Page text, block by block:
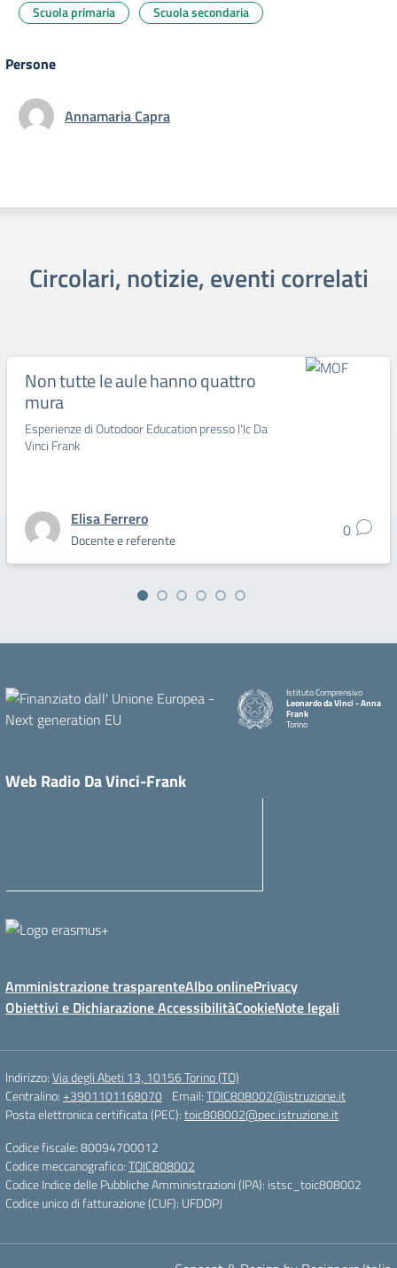
Scuola primaria
Scuola secondaria
Persone
Annamaria Capra
Circolari, notizie, eventi correlati
Non tutte le aule hanno quattro
mura
Esperienze di Outodoor Education presso l'Ic Da
Vinci Frank
Elisa Ferrero
Docente e referente 0
Istituto Comprensivo
Leonardo da Vinci - Anna
Frank
Torino
Web Radio Da Vinci-Frank
Amministrazione trasparenteAlbo onlinePrivacy
Obiettivi e Dichiarazione AccessibilitàCookieNote legali
Indirizzo:Via degli Abeti 13, 10156 Torino (TO)
Centralino:+3901101168070 Email:TOIC808002@istruzione.it
Posta elettronica certificata (PEC):toic808002@pec.istruzione.it
Codice fiscale: 80094700012
Codice meccanografico:TOIC808002
Codice Indice delle Pubbliche Amministrazioni (IPA): istsc_toic808002
Codice unico di fatturazione (CUF): UFDDPJ